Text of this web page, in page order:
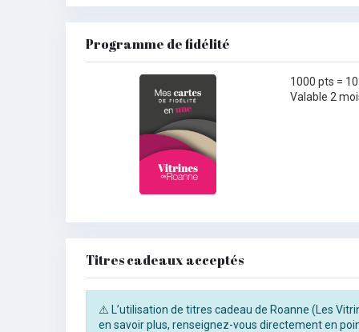
Programme de fidélité
1000 pts =
Valable 2
Titres cadeaux acceptés
⚠️ L’utilisation de titres cadeau de Roanne (Les
en savoir plus, renseignez-vous directement en